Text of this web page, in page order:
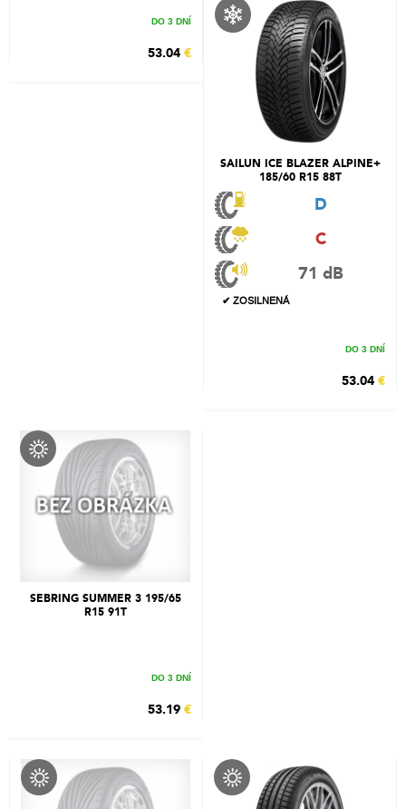
DO 3 DNÍ
53.04 €
SAILUN ICE BLAZER ALPINE+
185/60 R15 88T
D
C
71 dB
✔ ZOSILNENÁ
DO 3 DNÍ
53.04 €
SEBRING SUMMER 3 195/65
R15 91T
DO 3 DNÍ
53.19 €